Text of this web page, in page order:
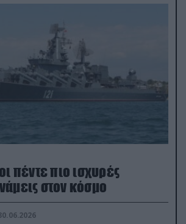
πέντε πιο ισχυρές
στον κόσμο